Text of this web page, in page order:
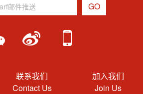
联系我们
Contact Us
加入我们
Join Us